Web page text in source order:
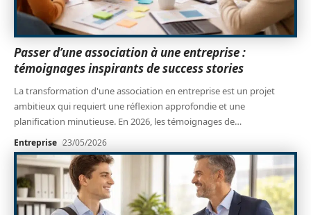
Passer d’une association à une entreprise :
témoignages inspirants de success stories
La transformation d'une association en entreprise est un projet
ambitieux qui requiert une réflexion approfondie et une
planification minutieuse. En 2026, les témoignages de…
Entreprise 23/05/2026